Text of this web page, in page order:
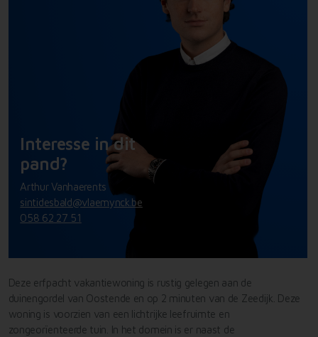
Interesse in dit
pand?
Arthur Vanhaerents
sintidesbald@vlaemynck.be
058 62 27 51
Deze erfpacht vakantiewoning is rustig gelegen aan de
duinengordel van Oostende en op 2 minuten van de Zeedijk. Deze
woning is voorzien van een lichtrijke leefruimte en
zongeorïenteerde tuin. In het domein is er naast de